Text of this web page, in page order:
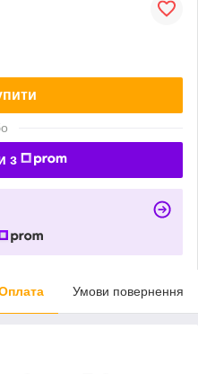
з
Умови повернення